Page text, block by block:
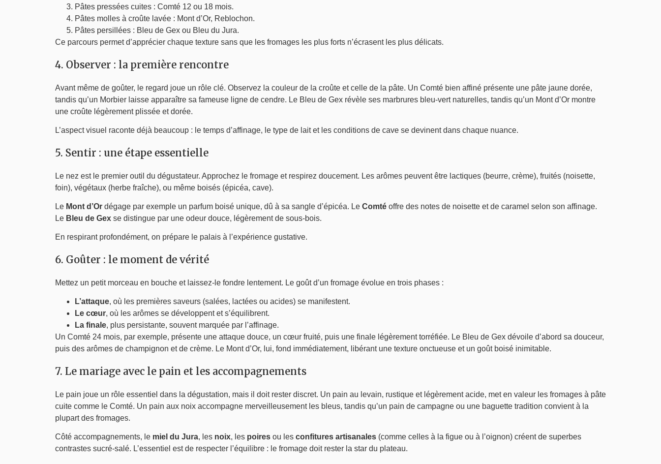
Pâtes pressées cuites : Comté 12 ou 18 mois.
Pâtes molles à croûte lavée : Mont d’Or, Reblochon.
Pâtes persillées : Bleu de Gex ou Bleu du Jura.
Ce parcours permet d’apprécier chaque texture sans que les fromages les plus forts n’écrasent les plus délicats.
4. Observer : la première rencontre
Avant même de goûter, le regard joue un rôle clé. Observez la couleur de la croûte et celle de la pâte. Un Comté bien affiné présente une pâte jaune dorée,
tandis qu’un Morbier laisse apparaître sa fameuse ligne de cendre. Le Bleu de Gex révèle ses marbrures bleu-vert naturelles, tandis qu’un Mont d’Or montre
une croûte légèrement plissée et dorée.
L’aspect visuel raconte déjà beaucoup : le temps d’affinage, le type de lait et les conditions de cave se devinent dans chaque nuance.
5. Sentir : une étape essentielle
Le nez est le premier outil du dégustateur. Approchez le fromage et respirez doucement. Les arômes peuvent être lactiques (beurre, crème), fruités (noisette,
foin), végétaux (herbe fraîche), ou même boisés (épicéa, cave).
Le Mont d’Or dégage par exemple un parfum boisé unique, dû à sa sangle d’épicéa. Le Comté offre des notes de noisette et de caramel selon son affinage.
Le Bleu de Gex se distingue par une odeur douce, légèrement de sous-bois.
En respirant profondément, on prépare le palais à l’expérience gustative.
6. Goûter : le moment de vérité
Mettez un petit morceau en bouche et laissez-le fondre lentement. Le goût d’un fromage évolue en trois phases :
L’attaque, où les premières saveurs (salées, lactées ou acides) se manifestent.
Le cœur, où les arômes se développent et s’équilibrent.
La finale, plus persistante, souvent marquée par l’affinage.
Un Comté 24 mois, par exemple, présente une attaque douce, un cœur fruité, puis une finale légèrement torréfiée. Le Bleu de Gex dévoile d’abord sa douceur,
puis des arômes de champignon et de crème. Le Mont d’Or, lui, fond immédiatement, libérant une texture onctueuse et un goût boisé inimitable.
7. Le mariage avec le pain et les accompagnements
Le pain joue un rôle essentiel dans la dégustation, mais il doit rester discret. Un pain au levain, rustique et légèrement acide, met en valeur les fromages à pâte
cuite comme le Comté. Un pain aux noix accompagne merveilleusement les bleus, tandis qu’un pain de campagne ou une baguette tradition convient à la
plupart des fromages.
Côté accompagnements, le miel du Jura, les noix, les poires ou les confitures artisanales (comme celles à la figue ou à l’oignon) créent de superbes
contrastes sucré-salé. L’essentiel est de respecter l’équilibre : le fromage doit rester la star du plateau.